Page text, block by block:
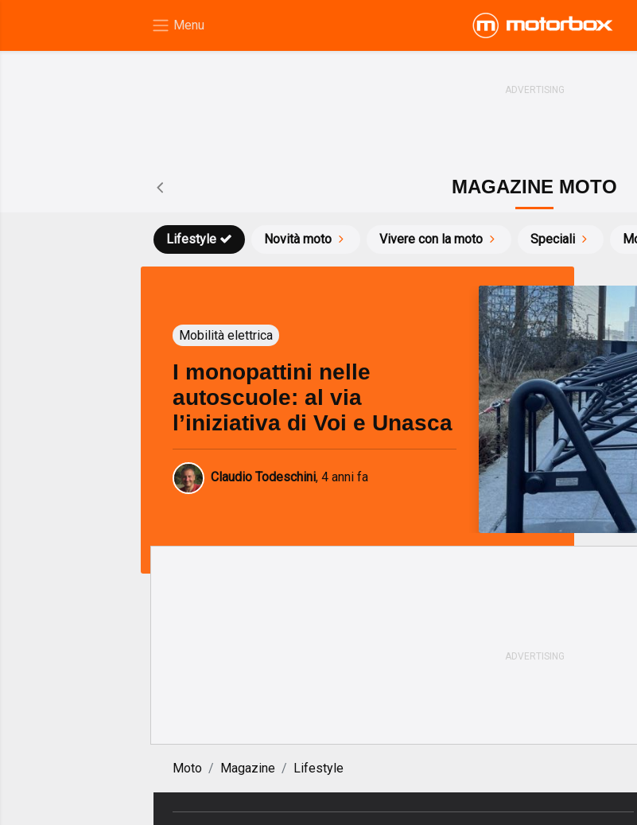
MAGAZINE MOTO
Novità moto Vivere con la moto
Lifestyle Speciali
Mobilità elettrica
I monopattini nelle
autoscuole: al via
l’iniziativa di Voi e Unasca
Claudio Todeschini, 4 anni fa
Moto Magazine Lifestyle